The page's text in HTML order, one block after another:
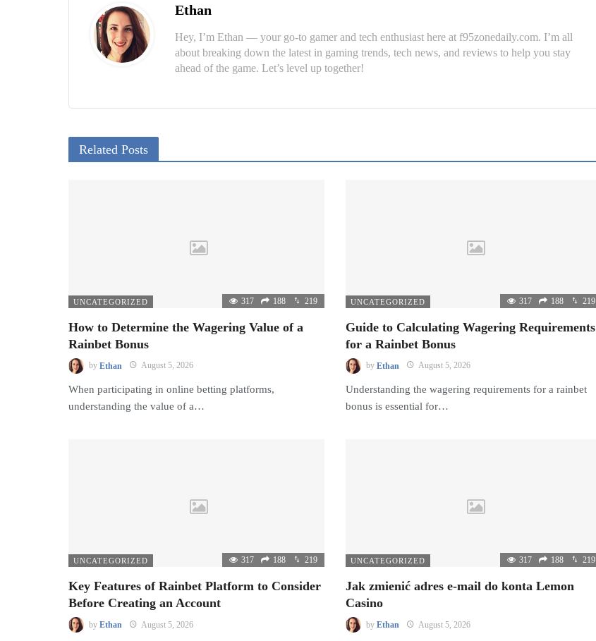
Ethan
Hey, I’m Ethan — your go-to gamer and tech enthusiast here at f95zonedaily.com. I’m all
about breaking down the latest in gaming trends, tech news, and reviews to help you stay
ahead of the game. Let’s level up together!
Related Posts
UNCATEGORIZED 317 188 219
How to Determine the Wagering Value of a
Rainbet Bonus
by Ethan August 5, 2026
When participating in online betting platforms,
understanding the value of a…
UNCATEGORIZED 317 188 219
Guide to Calculating Wagering Requirements
for a Rainbet Bonus
by Ethan August 5, 2026
Understanding the wagering requirements for a rainbet
bonus is essential for…
UNCATEGORIZED 317 188 219
Key Features of Rainbet Platform to Consider
Before Creating an Account
by Ethan August 5, 2026
UNCATEGORIZED 317 188 219
Jak zmienić adres e-mail do konta Lemon
Casino
by Ethan August 5, 2026